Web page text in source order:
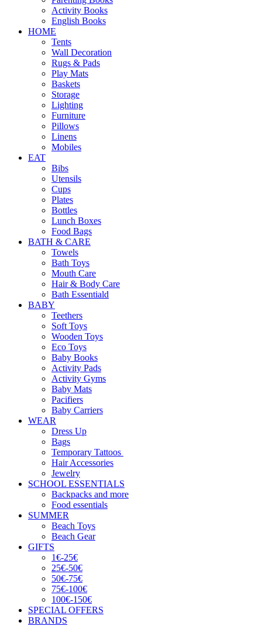
Activity Books
English Books
HOME
Tents
Wall Decoration
Rugs & Pads
Play Mats
Baskets
Storage
Lighting
Furniture
Pillows
Linens
Mobiles
EAT
Bibs
Utensils
Cups
Plates
Bottles
Lunch Boxes
Food Bags
BATH & CARE
Towels
Bath Toys
Mouth Care
Hair & Body Care
Bath Essentiald
BABY
Teethers
Soft Toys
Wooden Toys
Eco Toys
Baby Books
Activity Pads
Activity Gyms
Baby Mats
Pacifiers
Baby Carriers
WEAR
Dress Up
Bags
Temporary Tattoos
Hair Accessories
Jewelry
SCHOOL ESSENTIALS
Backpacks and more
Food essentials
SUMMER
Beach Toys
Beach Gear
GIFTS
1€-25€
25€-50€
50€-75€
75€-100€
100€-150€
SPECIAL OFFERS
BRANDS